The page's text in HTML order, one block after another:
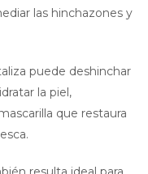
las hinchazones y
puede deshinchar
la piel,
que restaura